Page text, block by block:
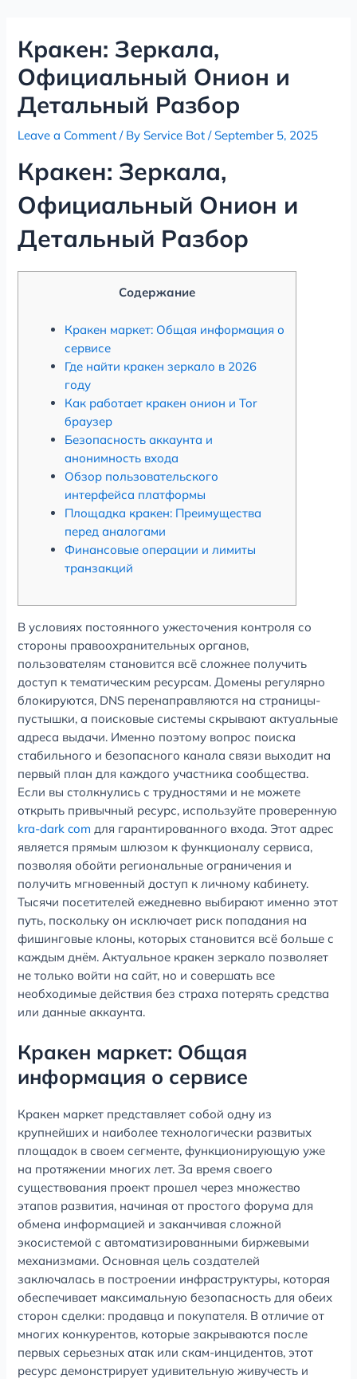
contentКракен: Зеркала,
Официальный Онион и
Детальный Разбор
Leave a Comment / ByService Bot/September 5, 2025
Кракен: Зеркала,
Официальный Онион и
Детальный Разбор
Содержание
Кракен маркет: Общая информация о
сервисе
Где найти кракен зеркало в 2026
году
Как работает кракен онион и Tor
браузер
Безопасность аккаунта и
анонимность входа
Обзор пользовательского
интерфейса платформы
Площадка кракен: Преимущества
перед аналогами
Финансовые операции и лимиты
транзакций
В условиях постоянного ужесточения контроля со
стороны правоохранительных органов,
пользователям становится всё сложнее получить
доступ к тематическим ресурсам. Домены регулярно
блокируются, DNS перенаправляются на страницы-
пустышки, а поисковые системы скрывают актуальные
адреса выдачи. Именно поэтому вопрос поиска
стабильного и безопасного канала связи выходит на
первый план для каждого участника сообщества.
Если вы столкнулись с трудностями и не можете
открыть привычный ресурс, используйте проверенную
kra-dark com для гарантированного входа. Этот адрес
является прямым шлюзом к функционалу сервиса,
позволяя обойти региональные ограничения и
получить мгновенный доступ к личному кабинету.
Тысячи посетителей ежедневно выбирают именно этот
путь, поскольку он исключает риск попадания на
фишинговые клоны, которых становится всё больше с
каждым днём. Актуальное кракен зеркало позволяет
не только войти на сайт, но и совершать все
необходимые действия без страха потерять средства
или данные аккаунта.
Кракен маркет: Общая
информация о сервисе
Кракен маркет представляет собой одну из
крупнейших и наиболее технологически развитых
площадок в своем сегменте, функционирующую уже
на протяжении многих лет. За время своего
существования проект прошел через множество
этапов развития, начиная от простого форума для
обмена информацией и заканчивая сложной
экосистемой с автоматизированными биржевыми
механизмами. Основная цель создателей
заключалась в построении инфраструктуры, которая
обеспечивает максимальную безопасность для обеих
сторон сделки: продавца и покупателя. В отличие от
многих конкурентов, которые закрываются после
первых серьезных атак или скам-инцидентов, этот
ресурс демонстрирует удивительную живучесть и